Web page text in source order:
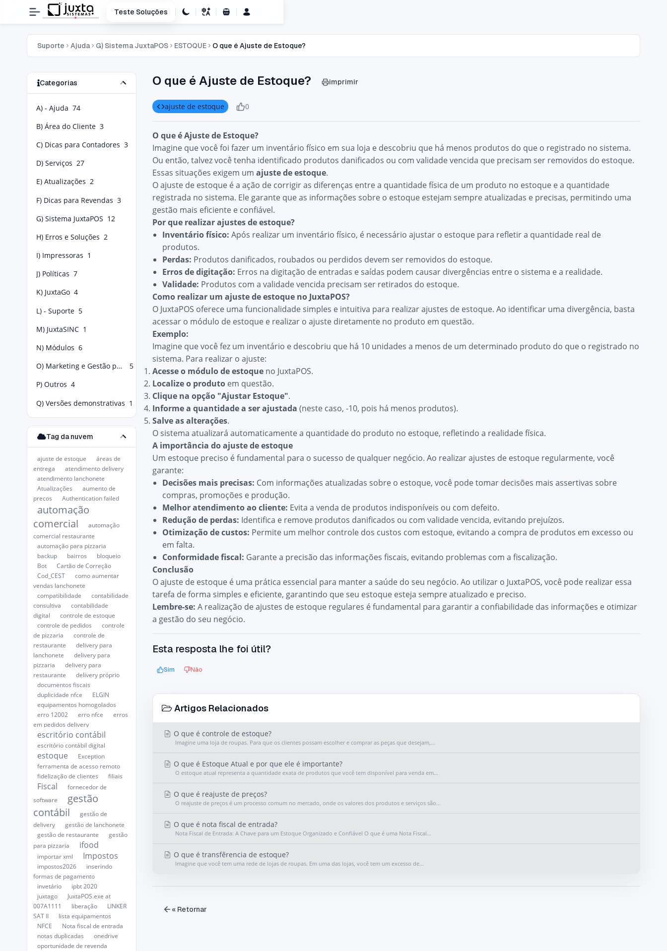
Teste Soluções
Carrinho de Compras
Suporte Ajuda G) Sistema JuxtaPOS ESTOQUE O que é Ajuste de Estoque?
Categorias
A) - Ajuda 74
B) Área do Cliente 3
C) Dicas para Contadores 3
D) Serviços 27
E) Atualizações 2
F) Dicas para Revendas 3
G) Sistema JuxtaPOS 12
H) Erros e Soluções 2
I) Impressoras 1
J) Políticas 7
K) JuxtaGo 4
L) - Suporte 5
M) JuxtaSINC 1
N) Módulos 6
O) Marketing e Gestão para Food Service
5
P) Outros 4
Q) Versões demonstrativas 1
Tag da nuvem
ajuste de estoque
áreas de
entrega
atendimento delivery
atendimento lanchonete
Atualizações
aumento de
preços
Authentication failed
automação
comercial
automação
comercial restaurante
automação para pizzaria
backup
bairros
bloqueio
Bot
Cartão de Correção
Cod_CEST
como aumentar
vendas lanchonete
compatibilidade
contabilidade
consultiva
contabilidade
digital
controle de estoque
controle de pedidos
controle
de pizzaria
controle de
restaurante
delivery para
lanchonete
delivery para
pizzaria
delivery para
restaurante
delivery próprio
documentos fiscais
duplicidade nfce
ELGIN
equipamentos homogolados
erro 12002
erro nfce
erros
em pedidos delivery
escritório contábil
escritório contábil digital
estoque
Exception
ferramenta de acesso remoto
fidelização de clientes
filiais
Fiscal
fornecedor de
software
gestão
contábil
gestão de
delivery
gestão de lanchonete
gestão de restaurante
gestão
para pizzaria
ifood
importar xml Impostos
impostos2026
inserindo
formas de pagamento
invetário
ipbt 2020
juxtago
JuxtaPOS.exe at
007A1111
liberação
LINKER
SAT II
lista equipamentos
NFCE
Nota fiscal de entrada
notas duplicadas
onedrive
oportunidade de revenda
O que é Ajuste de Estoque? imprimir
ajuste de estoque 0
O que é Ajuste de Estoque?
Imagine que você foi fazer um inventário físico em sua loja e descobriu que há menos produtos do que o registrado no sistema.
Ou então, talvez você tenha identificado produtos danificados ou com validade vencida que precisam ser removidos do estoque.
Essas situações exigem umajuste de estoque.
O ajuste de estoque é a ação de corrigir as diferenças entre a quantidade física de um produto no estoque e a quantidade
registrada no sistema. Ele garante que as informações sobre o estoque estejam sempre atualizadas e precisas, permitindo uma
gestão mais eficiente e confiável.
Por que realizar ajustes de estoque?
Inventário físico: Após realizar um inventário físico, é necessário ajustar o estoque para refletir a quantidade real de
produtos.
Perdas: Produtos danificados, roubados ou perdidos devem ser removidos do estoque.
Erros de digitação: Erros na digitação de entradas e saídas podem causar divergências entre o sistema e a realidade.
Validade: Produtos com a validade vencida precisam ser retirados do estoque.
Como realizar um ajuste de estoque no JuxtaPOS?
O JuxtaPOS oferece uma funcionalidade simples e intuitiva para realizar ajustes de estoque. Ao identificar uma divergência, basta
acessar o módulo de estoque e realizar o ajuste diretamente no produto em questão.
Exemplo:
Imagine que você fez um inventário e descobriu que há 10 unidades a menos de um determinado produto do que o registrado no
sistema. Para realizar o ajuste:
Acesse o módulo de estoque no JuxtaPOS.
Localize o produto em questão.
Clique na opção "Ajustar Estoque".
Informe a quantidade a ser ajustada (neste caso, -10, pois há menos produtos).
Salve as alterações.
O sistema atualizará automaticamente a quantidade do produto no estoque, refletindo a realidade física.
A importância do ajuste de estoque
Um estoque preciso é fundamental para o sucesso de qualquer negócio. Ao realizar ajustes de estoque regularmente, você
garante:
Decisões mais precisas: Com informações atualizadas sobre o estoque, você pode tomar decisões mais assertivas sobre
compras, promoções e produção.
Melhor atendimento ao cliente: Evita a venda de produtos indisponíveis ou com defeito.
Redução de perdas: Identifica e remove produtos danificados ou com validade vencida, evitando prejuízos.
Otimização de custos: Permite um melhor controle dos custos com estoque, evitando a compra de produtos em excesso ou
em falta.
Conformidade fiscal: Garante a precisão das informações fiscais, evitando problemas com a fiscalização.
Conclusão
O ajuste de estoque é uma prática essencial para manter a saúde do seu negócio. Ao utilizar o JuxtaPOS, você pode realizar essa
tarefa de forma simples e eficiente, garantindo que seu estoque esteja sempre atualizado e preciso.
Lembre-se: A realização de ajustes de estoque regulares é fundamental para garantir a confiabilidade das informações e otimizar
a gestão do seu negócio.
Esta resposta lhe foi útil?
Sim Não
Artigos Relacionados
O que é controle de estoque?
Imagine uma loja de roupas. Para que os clientes possam escolher e comprar as peças que desejam,...
O que é Estoque Atual e por que ele é importante?
O estoque atual representa a quantidade exata de produtos que você tem disponível para venda em...
O que é reajuste de preços?
O reajuste de preços é um processo comum no mercado, onde os valores dos produtos e serviços são...
O que é nota fiscal de entrada?
Nota Fiscal de Entrada: A Chave para um Estoque Organizado e Confiável O que é uma Nota Fiscal...
O que é transfêrencia de estoque?
Imagine que você tem uma rede de lojas de roupas. Em uma das lojas, você tem um excesso de...
« Retornar